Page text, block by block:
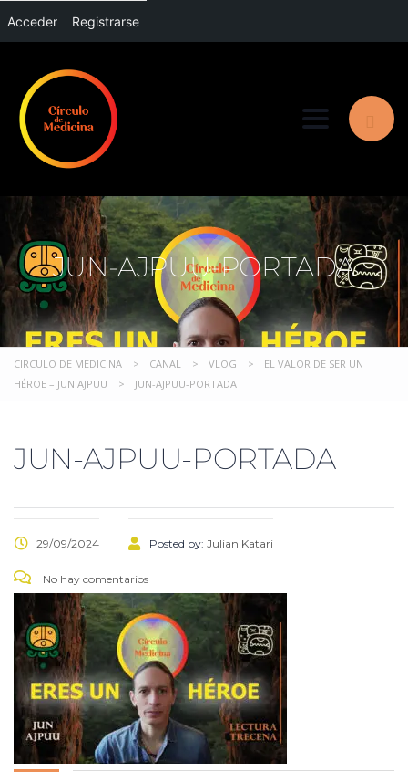
Acceder Registrarse
Toggle
JUN-AJPUU-PORTADA
CIRCULO DE MEDICINA > CANAL > VLOG >
EL VALOR DE SER UN
HÉROE – JUN AJPUU
> JUN-AJPUU-PORTADA
JUN-AJPUU-PORTADA
29/09/2024 Posted by: Julian Katari
No hay comentarios